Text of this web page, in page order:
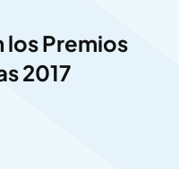
los Premios
2017